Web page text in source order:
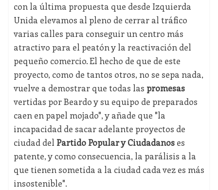
con la última propuesta que desde Izquierda
Unida elevamos al pleno de cerrar al tráfico
varias calles para conseguir un centro más
atractivo para el peatón y la reactivación del
pequeño comercio. El hecho de que de este
proyecto, como de tantos otros, no se sepa nada,
vuelve a demostrar que todas las promesas
vertidas por Beardo y su equipo de preparados
caen en papel mojado", y añade que "la
incapacidad de sacar adelante proyectos de
ciudad del Partido Popular y Ciudadanoses
patente, y como consecuencia, la parálisis a la
que tienen sometida a la ciudad cada vez es más
insostenible".